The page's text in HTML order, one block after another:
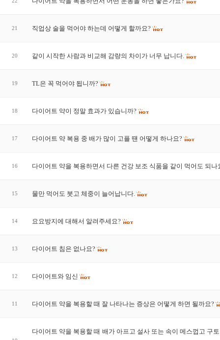
21 직업상 술을 먹어야 하는데 어떻게 할까요?
20 같이 시작한 사람과 비교해 감량의 차이가 너무 납니다.
19 TL은 꼭 먹어야 됩니까?
18 다이어트 약이 정말 효과가 있습니까?
17 다이어트 약 복용 중 배가 많이 고플 땐 어떻게 하나요?
16 다이어트 약을 복용하면서 다른 건강 보조 식품을 같이 먹어도 되나
15 물만 먹어도 붓고 체중이 늘어납니다.
14 요요방지에 대해서 알려주세요?
13 다이어트 침은 없나요?
12 다이어트와 임신
11 다이어트 약을 복용할 때 잘 나타나는 증상은 어떻게 하면 될까요?
다이어트 약을 복용할 때 배가 아프고 설사 또는 속이 메스껍고 구